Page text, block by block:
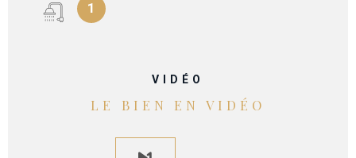
1
VIDÉO
LE BIEN EN VIDÉO